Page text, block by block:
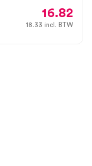
16.82
18.33 incl. BTW